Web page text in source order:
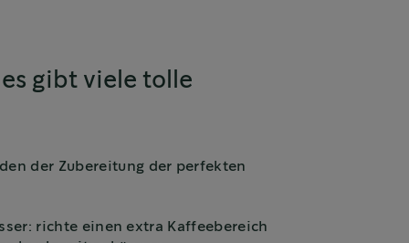
gibt viele tolle
der Zubereitung der perfekten
richte einen extra Kaffeebereich